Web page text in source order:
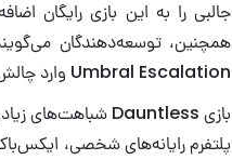
همچنین، توسعه‌دهندگان
Umbral Escalation وارد چالش جدیدی شوند.